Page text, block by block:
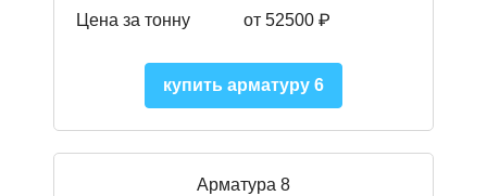
Цена за тонну от 52500 ₽
купить арматуру 6
Арматура 8